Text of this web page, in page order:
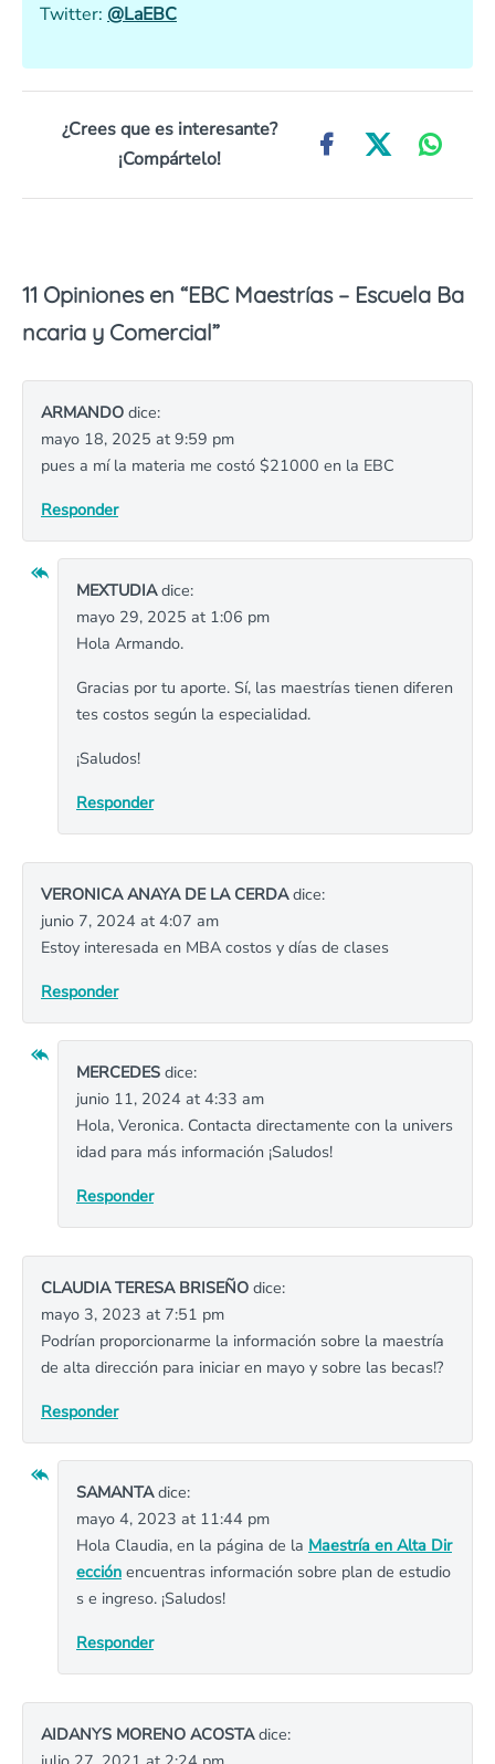
Twitter: @LaEBC
¿Crees que es interesante?
¡Compártelo!
11 Opiniones en “EBC Maestrías – Escuela Ba
ncaria y Comercial”
ARMANDO dice:
mayo 18, 2025 at 9:59 pm
pues a mí la materia me costó $21000 en la EBC
Responder
MEXTUDIAdice:
mayo 29, 2025 at 1:06 pm
Hola Armando.
Gracias por tu aporte. Sí, las maestrías tienen diferen
tes costos según la especialidad.
¡Saludos!
Responder
VERONICA ANAYA DE LA CERDAdice:
junio 7, 2024 at 4:07 am
Estoy interesada en MBA costos y días de clases
Responder
MERCEDES dice:
junio 11, 2024 at 4:33 am
Hola, Veronica. Contacta directamente con la univers
idad para más información ¡Saludos!
Responder
CLAUDIA TERESA BRISEÑO dice:
mayo 3, 2023 at 7:51 pm
Podrían proporcionarme la información sobre la maestría
de alta dirección para iniciar en mayo y sobre las becas!?
Responder
SAMANTAdice:
mayo 4, 2023 at 11:44 pm
Hola Claudia, en la página de la Maestría en Alta Dir
ección encuentras información sobre plan de estudio
s e ingreso. ¡Saludos!
Responder
AIDANYS MORENO ACOSTAdice: